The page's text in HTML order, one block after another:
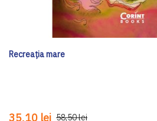
Recreația mare
35,10 lei 58,50 lei